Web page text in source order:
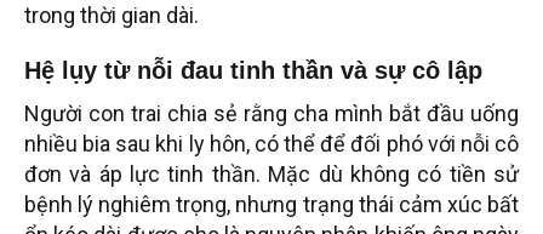
trong thời gian dài.
Hệ lụy từ nỗi đau tinh thần và sự cô lập
Người con trai chia sẻ rằng cha mình bắt đầu uống
nhiều bia sau khi ly hôn, có thể để đối phó với nỗi cô
đơn và áp lực tinh thần. Mặc dù không có tiền sử
bệnh lý nghiêm trọng, nhưng trạng thái cảm xúc bất